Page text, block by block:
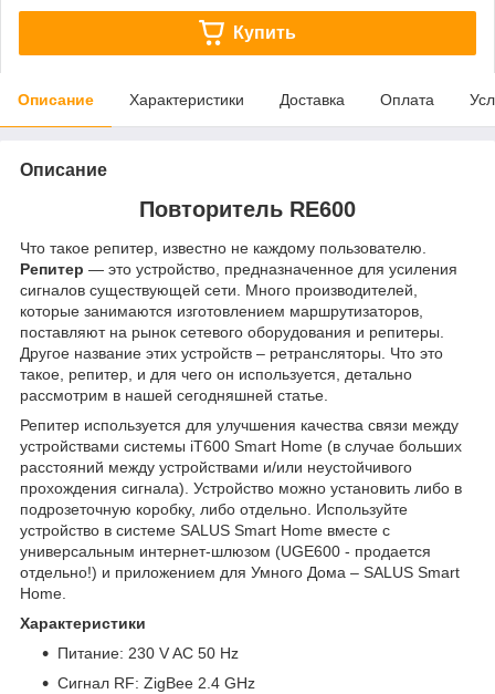
Купить
Описание Характеристики Доставка Оплата
Описание
Повторитель RE600
Что такое репитер, известно не каждому пользователю.
Репитер — это устройство, предназначенное для усиления
сигналов существующей сети. Много производителей,
которые занимаются изготовлением маршрутизаторов,
поставляют на рынок сетевого оборудования и репитеры.
Другое название этих устройств – ретрансляторы. Что это
такое, репитер, и для чего он используется, детально
рассмотрим в нашей сегодняшней статье.
Репитер используется для улучшения качества связи между
устройствами системы iT600 Smart Home (в случае больших
расстояний между устройствами и/или неустойчивого
прохождения сигнала). Устройство можно установить либо в
подрозеточную коробку, либо отдельно. Используйте
устройство в системе SALUS Smart Home вместе с
универсальным интернет-шлюзом (UGE600 - продается
отдельно!) и приложением для Умного Дома – SALUS Smart
Home.
Характеристики
Питание: 230 V AC 50 Hz
Сигнал RF: ZigBee 2.4 GHz